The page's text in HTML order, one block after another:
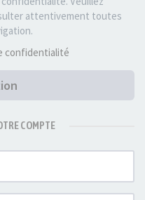
attentivement toutes
confidentialité
COMPTE